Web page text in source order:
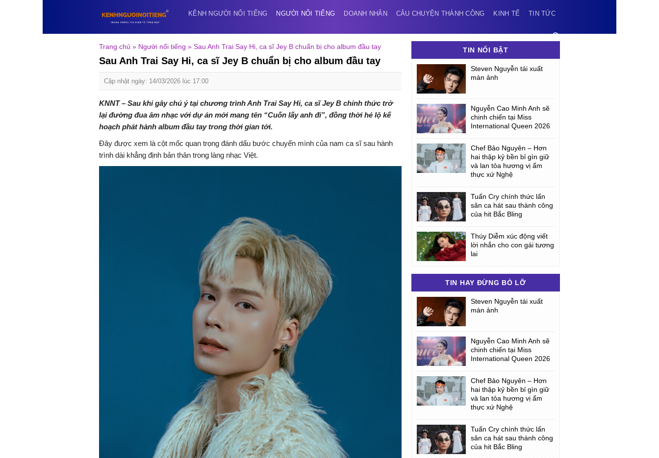
KÊNH NGƯỜI NỔI TIẾNG NGƯỜI NỔI TIẾNG DOANH NHÂN CÂU CHUYỆN THÀNH CÔNG KINH TẾ TIN TỨC
Trang chủ » Người nổi tiếng » Sau Anh Trai Say Hi, ca sĩ Jey B chuẩn bị cho album đầu tay
Sau Anh Trai Say Hi, ca sĩ Jey B chuẩn bị cho album đầu tay
Cập nhật ngày: 14/03/2026 lúc 17:00
KNNT – Sau khi gây chú ý tại chương trình Anh Trai Say Hi, ca sĩJey B chính thức trở
lại đường đua âm nhạc với dự án mới mang tên “Cuốn lấy anh đi”, đồng thời hé lộ kế
hoạch phát hành album đầu tay trong thời gian tới.
Đây được xem là cột mốc quan trọng đánh dấu bước chuyển mình của nam ca sĩ sau hành
trình dài khẳng định bản thân trong làng nhạc Việt.
TIN NỔI BẬT
Steven Nguyễn tái xuất
màn ảnh
Nguyễn Cao Minh Anh sẽ
chinh chiến tại Miss
International Queen 2026
Chef Bảo Nguyên – Hơn
hai thập kỷ bền bỉ gìn giữ
và lan tỏa hương vị ẩm
thực xứ Nghệ
Tuấn Cry chính thức lấn
sân ca hát sau thành công
của hit Bắc Bling
Thúy Diễm xúc động viết
lời nhắn cho con gái tương
lai
TIN HAY ĐỪNG BỎ LỠ
Steven Nguyễn tái xuất
màn ảnh
Nguyễn Cao Minh Anh sẽ
chinh chiến tại Miss
International Queen 2026
Chef Bảo Nguyên – Hơn
hai thập kỷ bền bỉ gìn giữ
và lan tỏa hương vị ẩm
thực xứ Nghệ
Tuấn Cry chính thức lấn
sân ca hát sau thành công
của hit Bắc Bling